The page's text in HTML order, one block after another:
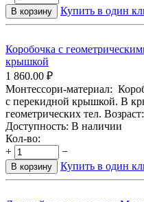
В корзину Купить в один
Коробочка с
крышкой
1 860.00 ₽
Монтессори-материал:
с перекидной крышкой. В
геометрических тел.
Доступность: В наличии
Кол-во:
+
−
В корзину Купить в один